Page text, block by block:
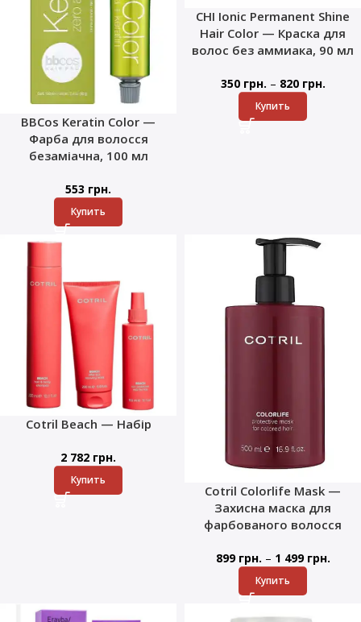
BBCos Keratin Color —
Фарба для волосся
безаміачна, 100 мл
553 грн.
Купить
CHI Ionic Permanent Shine
Hair Color — Краска для
волос без аммиака, 90 мл
350 грн. – 820 грн.
Купить
Cotril Beach — Набір
2 782 грн.
Купить
Cotril Colorlife Mask —
Захисна маска для
фарбованого волосся
899 грн. – 1 499 грн.
Купить